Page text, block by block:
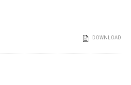
DOWNLOAD